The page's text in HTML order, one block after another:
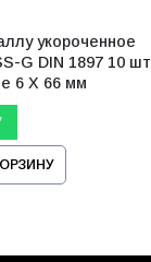
укороченное
G DIN 1897 10 шт
6 X 66 мм